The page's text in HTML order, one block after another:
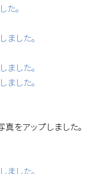
た。
ました。
ました。
ました。
をアップしました。
ました。